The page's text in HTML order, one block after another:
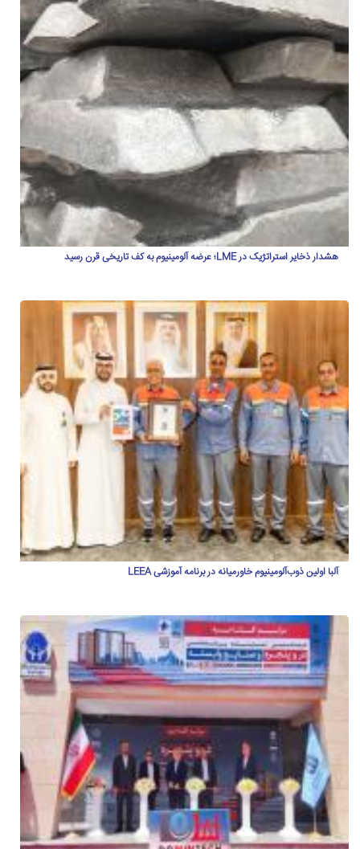
هشدار ذخایر استراتژیک در LME؛ عرضه آلومینیوم به کف تاریخی قرن رسید
آلبا اولین ذوب‌آلومینیوم خاورمیانه در برنامه آموزشی LEEA